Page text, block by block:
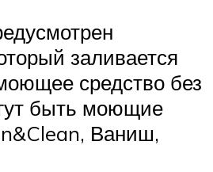
заливается
средство без
быть моющие
Ваниш,